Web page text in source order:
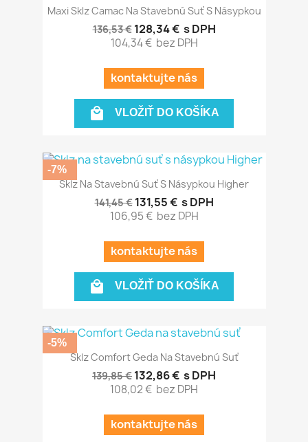
Maxi Sklz Camac Na Stavebnú Suť S Násypkou
136,53 € 128,34 € s DPH
104,34 € bez DPH
kontaktujte nás
 VLOŽIŤ DO KOŠÍKA
Sklz Na Stavebnú Suť S Násypkou Higher
141,45 € 131,55 € s DPH
106,95 € bez DPH
kontaktujte nás
 VLOŽIŤ DO KOŠÍKA
-7%
Sklz Comfort Geda Na Stavebnú Suť
139,85 € 132,86 € s DPH
108,02 € bez DPH
kontaktujte nás
-5%